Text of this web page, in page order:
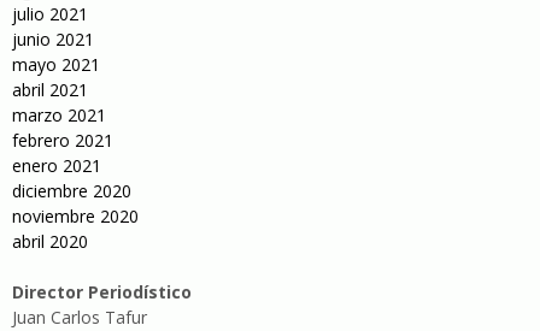
julio 2021
junio 2021
mayo 2021
abril 2021
marzo 2021
febrero 2021
enero 2021
diciembre 2020
noviembre 2020
abril 2020
Director Periodístico
Juan Carlos Tafur